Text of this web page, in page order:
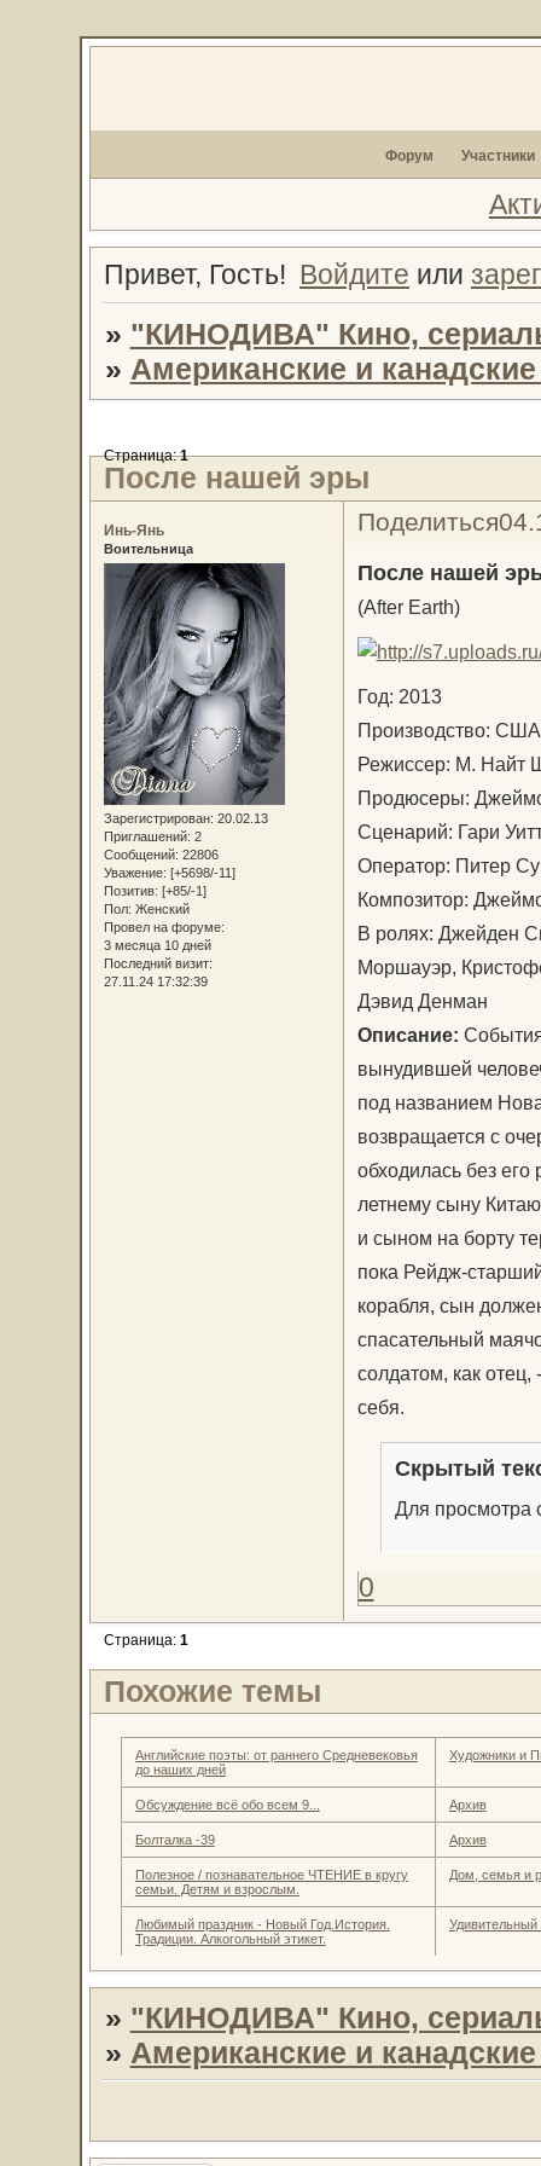
Форум Участники
Привет, Гость! Войдите или
» "КИНОДИВА" Кино,
» Американские и
После нашей эры
Страница:1
Поделиться
Инь-Янь
Воительница
Зарегистрирован: 20.02.13
Приглашений: 2
Сообщений: 22806
Уважение: [+5698/-11]
Позитив: [+85/-1]
Пол: Женский
Провел на форуме:
3 месяца 10 дней
Последний визит:
27.11.24 17:32:39
После нашей
(After Earth)
Год: 2013
Производство:
Режиссер: М.
Продюсеры:
Сценарий: Гари
Оператор: Питер
Композитор:
В ролях: Джейден
Моршауэр,
Дэвид Денман
Описание:
вынудившей
под названием
возвращается с
обходилась без его
летнему сыну
и сыном на борту
пока Рейдж-
корабля, сын
спасательный
солдатом, как отец,
себя.
Скрытый
Для просмотра
0
Страница: 1
Похожие темы
Английские поэты: от раннего Средневековья
до наших дней
Художники и
Обсуждение всё обо всем 9... Архив
Болталка -39 Архив
Полезное / познавательное ЧТЕНИЕ в кругу
семьи. Детям и взрослым.
Дом, семья и
Любимый праздник - Новый Год.История.
Традиции. Алкогольный этикет.
» "КИНОДИВА" Кино,
» Американские и